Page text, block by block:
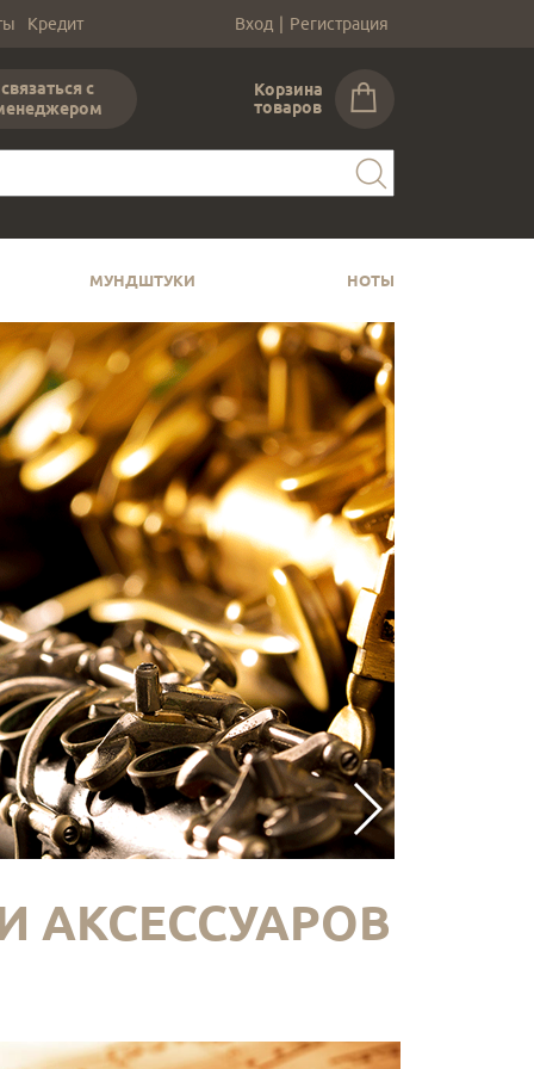
Кредит Вход | Регистрация
связаться с
Корзина
товаров
МУНДШТУКИ НОТЫ
АКСЕССУАРОВ